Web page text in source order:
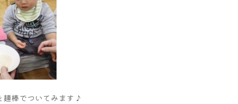
麺棒でついてみます♪